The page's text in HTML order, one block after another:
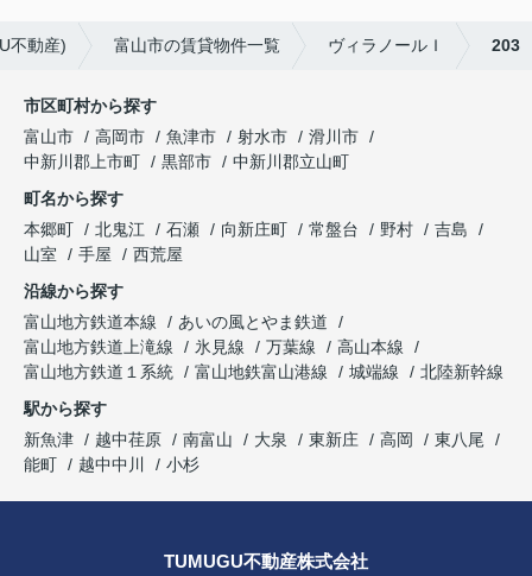
不動産) 富山市の賃貸物件一覧 ヴィラノールＩ 203
市区町村から探す
富山市
高岡市 魚津市 射水市
滑川市
中新川郡上市町
黒部市
中新川郡立山町
町名から探す
本郷町
北鬼江 石瀬 向新庄町 常盤台 野村
吉島
山室
手屋
西荒屋
沿線から探す
富山地方鉄道本線
あいの風とやま鉄道
富山地方鉄道上滝線
氷見線 万葉線
高山本線
富山地方鉄道１系統
富山地鉄富山港線 城端線
北陸新幹線
駅から探す
新魚津
越中荏原 南富山 大泉 東新庄 高岡
東八尾
能町
越中中川 小杉
TUMUGU不動産株式会社